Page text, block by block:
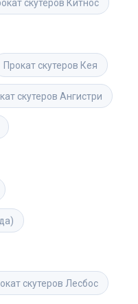
скутеров Китнос
Прокат скутеров Кея
скутеров Ангистри
скутеров Лесбос